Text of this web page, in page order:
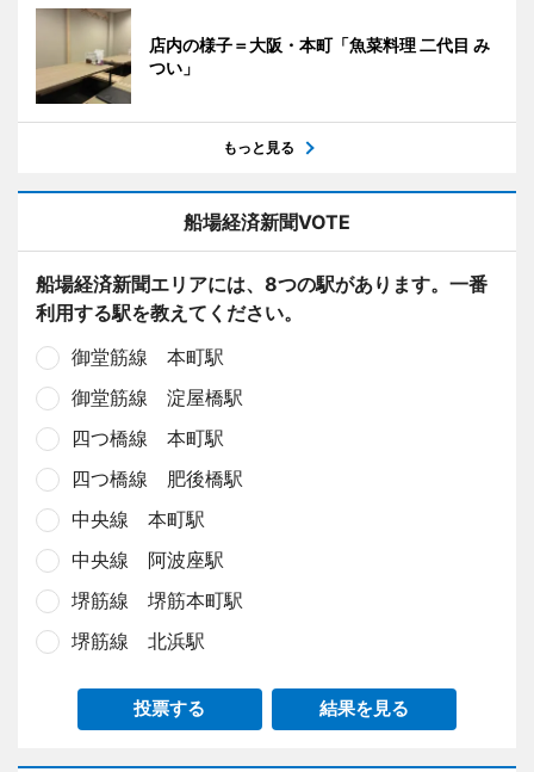
店内の様子＝大阪・本町「魚菜料理 二代目 み
つい」
もっと見る
船場経済新聞VOTE
船場経済新聞エリアには、8つの駅があります。一番
利用する駅を教えてください。
御堂筋線 本町駅
御堂筋線 淀屋橋駅
四つ橋線 本町駅
四つ橋線 肥後橋駅
中央線 本町駅
中央線 阿波座駅
堺筋線 堺筋本町駅
堺筋線 北浜駅
投票する 結果を見る